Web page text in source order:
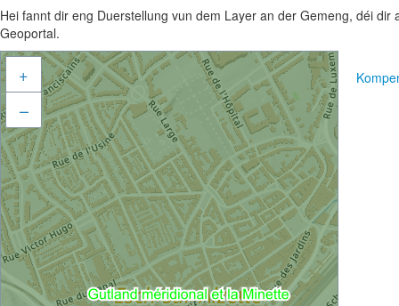
Hei fannt dir eng Duerstellung vun dem Layer an der Gemeng, déi
Geoportal.
+
–